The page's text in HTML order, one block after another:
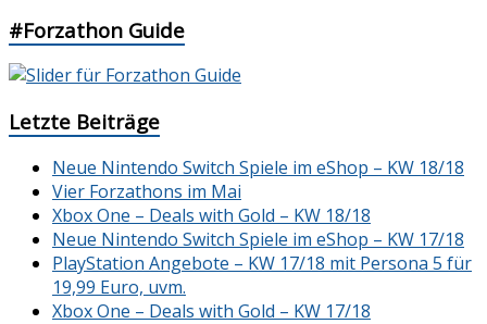
#Forzathon Guide
Letzte Beiträge
Neue Nintendo Switch Spiele im eShop – KW 18/18
Vier Forzathons im Mai
Xbox One – Deals with Gold – KW 18/18
Neue Nintendo Switch Spiele im eShop – KW 17/18
PlayStation Angebote – KW 17/18 mit Persona 5 für
19,99 Euro, uvm.
Xbox One – Deals with Gold – KW 17/18